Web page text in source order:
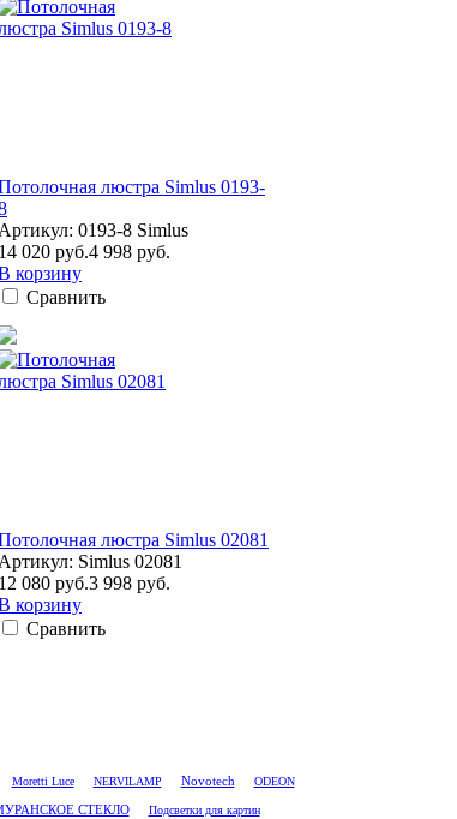
люстра Simlus 0193-
Артикул: 0193-8 Simlus
14 020 руб.4 998 руб.
корзину
Сравнить
люстра Simlus 02081
Артикул: Simlus 02081
12 080 руб.3 998 руб.
корзину
Сравнить
Moretti Luce NERVILAMP Novotech ODEON
СТЕКЛО Подсветки для картин